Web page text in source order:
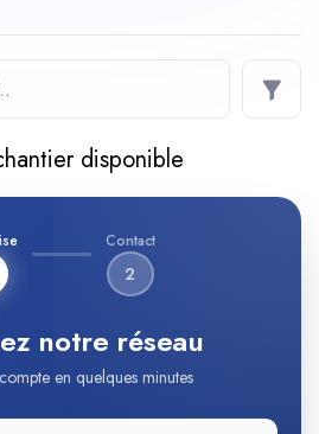
disponible
Contact
2
notre réseau
en quelques minutes